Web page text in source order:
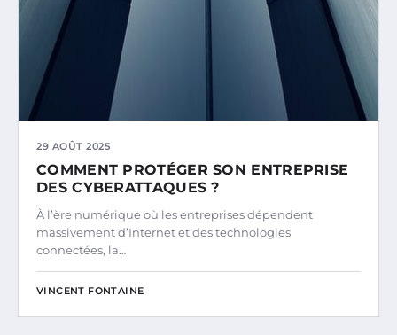
29 AOÛT 2025
COMMENT PROTÉGER SON ENTREPRISE
DES CYBERATTAQUES ?
À l’ère numérique où les entreprises dépendent
massivement d’Internet et des technologies
connectées, la…
VINCENT FONTAINE